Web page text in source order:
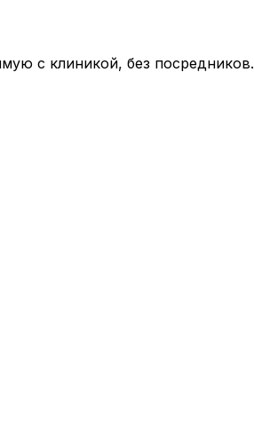
с клиникой, без посредников.